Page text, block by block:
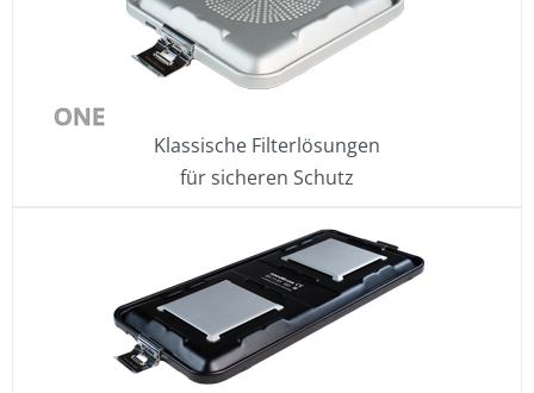
ONE
Klassische Filterlösungen
für sicheren Schutz